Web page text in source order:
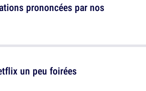
prononcées par nos
un peu foirées